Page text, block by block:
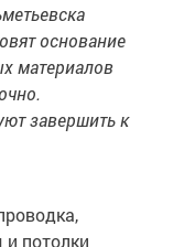
основание
материалов
завершить к
потолки